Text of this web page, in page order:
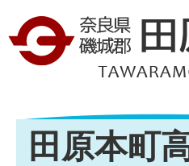
田原本町